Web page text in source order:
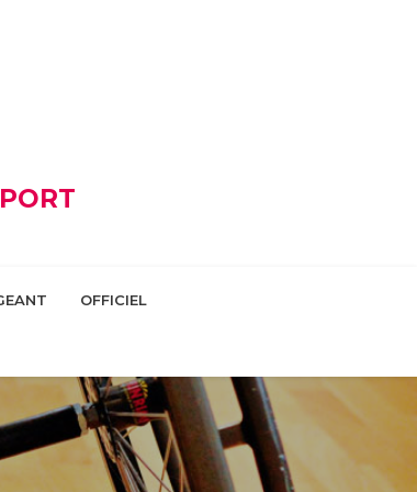
OFFICIEL